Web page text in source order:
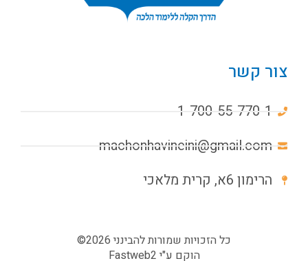
צור קשר
1-700-55-770-1
machonhavineini@gmail.com
הרימון 6א, קרית מלאכי
כל הזכויות שמורות להבינני 2026©
הוקם ע"י Fastweb2